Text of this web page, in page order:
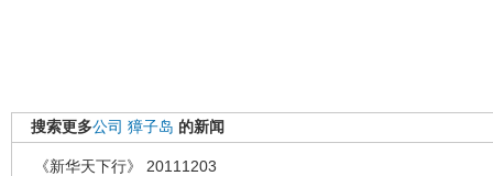
搜索更多公司 獐子岛 的新闻
《新华天下行》 20111203